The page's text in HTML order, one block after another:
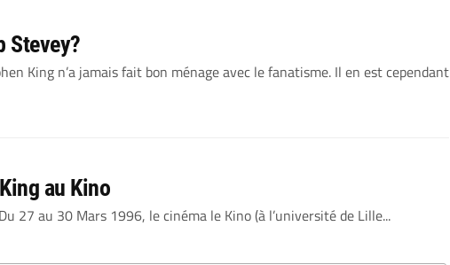
Stevey?
King n’a jamais fait bon ménage avec le fanatisme. Il en est cependant
au Kino
27 au 30 Mars 1996, le cinéma le Kino (à l’université de Lille...